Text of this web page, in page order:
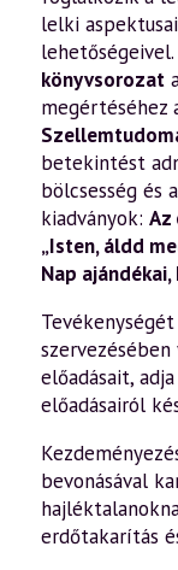
lelki
lehetőségeivel.
könyvsorozat
megértéséhez
betekintést
bölcsesség és
kiadványok: Az
„Isten, áldd
Nap ajándékai,
előadásait,
előadásairól
bevonásával
erdőtakarítás